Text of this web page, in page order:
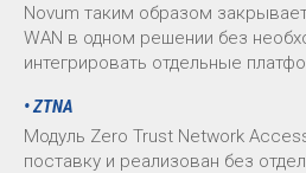
Novum таким образом
WAN в одном решении без
интегрировать отдельные
• ZTNA
Модуль Zero Trust Network
поставку и реализован без